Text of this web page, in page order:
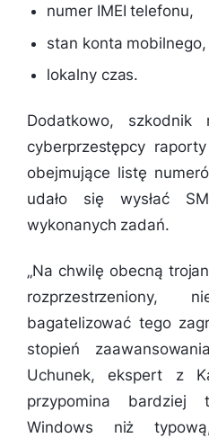
numer IMEI telefonu,
stan konta mobilnego,
lokalny czas.
Dodatkowo, szkodnik
cyberprzestępcy
obejmujące listę
udało się wysłać
wykonanych zadań.
„Na chwilę obecną
rozprzestrzeniony,
bagatelizować tego
stopień
Uchunek, ekspert z
przypomina bardziej
Windows niż